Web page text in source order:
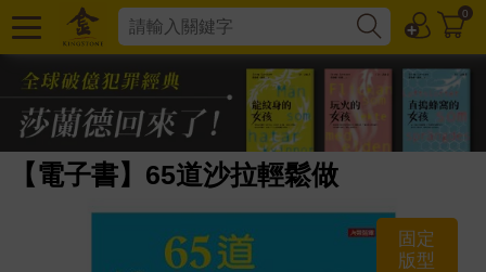
0
【電子書】65道沙拉輕鬆做
固定
版型